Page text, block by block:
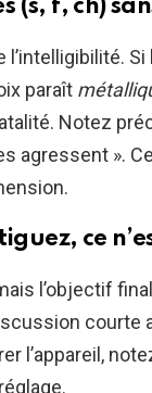
(s, f, ch)
Si
paraît
Notez
agressent ».
ce
l’objectif
courte
l’appareil,